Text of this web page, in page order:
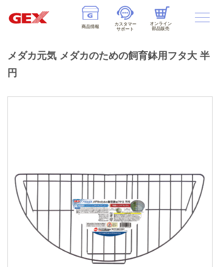
商品情報
カスタマー
サポート
オンライン
部品販売
メダカ元気 メダカのための飼育鉢用フタ大 半
円